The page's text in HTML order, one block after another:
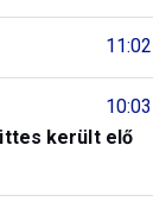
11:02
10:03
került elő